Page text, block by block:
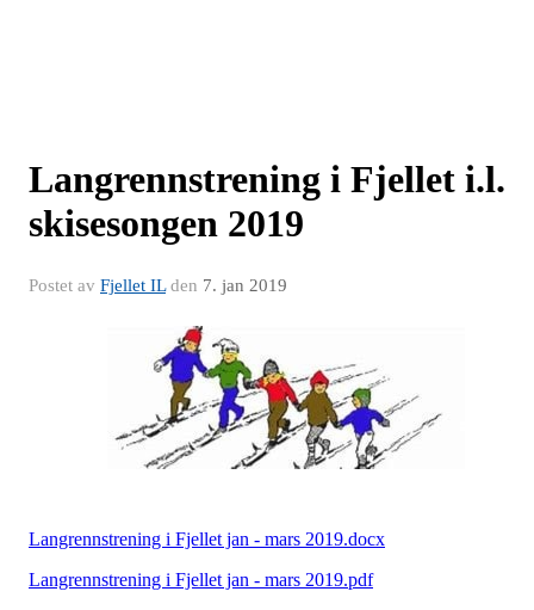
Langrennstrening i Fjellet i.l.
skisesongen 2019
Postet av Fjellet ILden 7. jan 2019
Langrennstrening i Fjellet jan - mars 2019.docx
Langrennstrening i Fjellet jan - mars 2019.pdf